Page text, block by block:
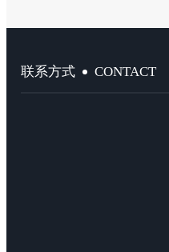
联系方式 CONTACT